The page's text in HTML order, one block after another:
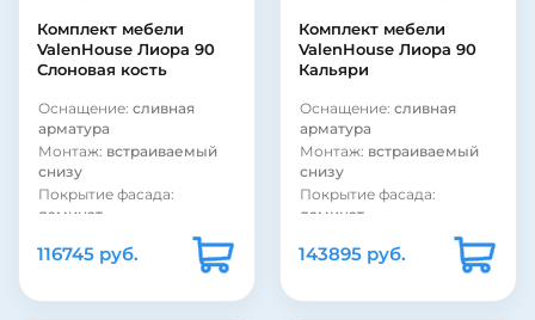
Комплект мебели
ValenHouse Лиора 90
Слоновая кость
Оснащение: сливная
арматура
Монтаж: встраиваемый
снизу
Покрытие фасада:
ламинат
сталь
116745 руб.
Комплект мебели
ValenHouse Лиора 90
Кальяри
Оснащение: сливная
арматура
Монтаж: встраиваемый
снизу
Покрытие фасада:
ламинат
сталь
143895 руб.